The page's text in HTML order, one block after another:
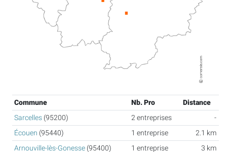
Commune Nb. Pro
Distance
Sarcelles (95200) 2 entreprises
-
Écouen (95440) 1 entreprise
2.1 km
Arnouville-lès-Gonesse (95400) 1 entreprise
3 km